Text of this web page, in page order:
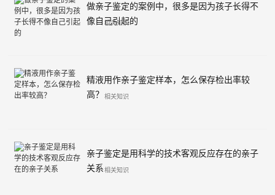
做亲子鉴定的案例中，很多是因为孩子长得不
像自己引起的
相关知识
精液用作亲子鉴定样本，怎么保存检出率较
高？
相关知识
亲子鉴定是用科学的技术客观反应存在的亲子
关系 相关知识